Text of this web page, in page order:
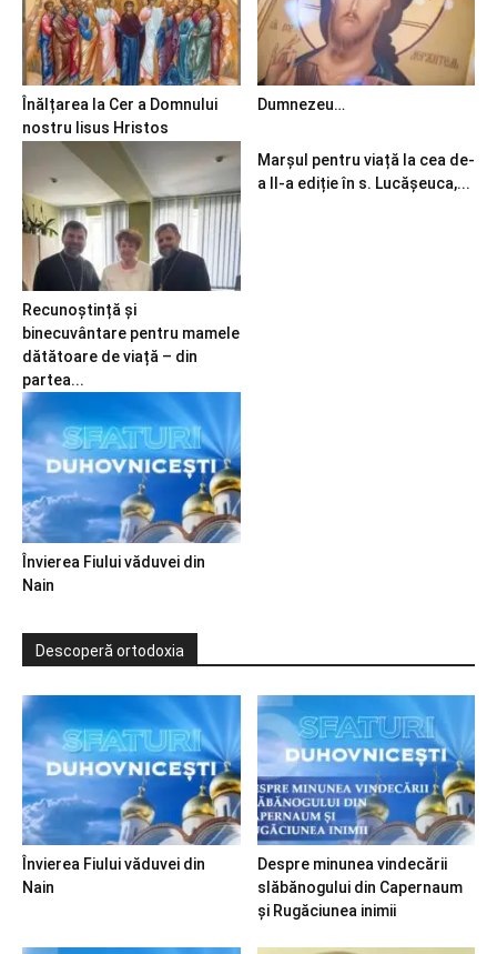
Înălțarea la Cer a Domnului
nostru Iisus Hristos
Dumnezeu…
Recunoștință și
binecuvântare pentru mamele
dătătoare de viață – din
partea...
Marșul pentru viață la cea de-
a II-a ediție în s. Lucășeuca,...
Învierea Fiului văduvei din
Nain
Descoperă ortodoxia
Învierea Fiului văduvei din
Nain
Despre minunea vindecării
slăbănogului din Capernaum
și Rugăciunea inimii